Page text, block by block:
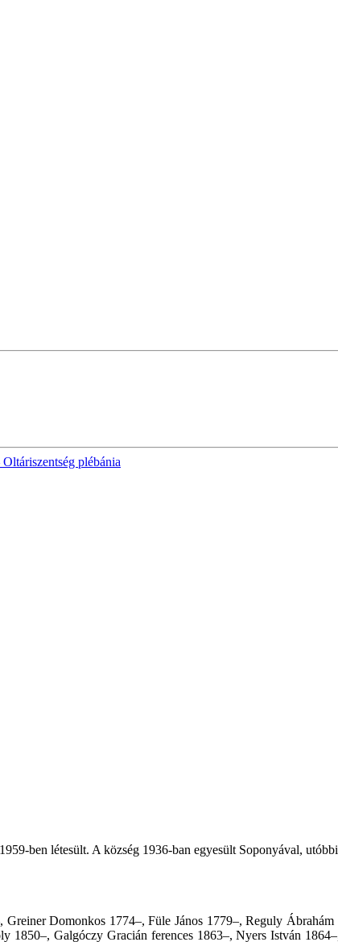
plébánia
ben létesült. A község 1936-ban egyesült Soponyával,
Greiner Domonkos 1774–, Füle János 1779–, Reguly
1850–, Galgóczy Gracián ferences 1863–, Nyers István